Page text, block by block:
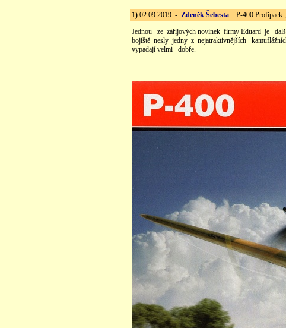
1) 02.09.2019 - Zdeněk Šebesta P-400 Profipack
Jednou ze zářijových novinek firmy Eduard je
bojiště nesly jedny z nejatraktivnějších
vypadají velmi dobře.